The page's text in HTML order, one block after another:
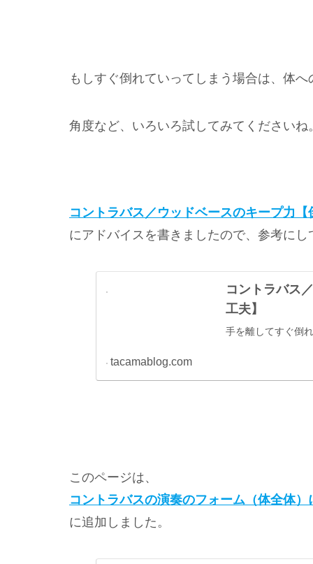
もしすぐ倒れていってしまう場合は、体
角度など、いろいろ試してみてくださいね
コントラバス／ウッドベースのキープ力
にアドバイスを書きましたので、参考にし
コントラバス
工夫】
手を離してすぐ倒
tacamablog.com
このページは、
コントラバスの演奏のフォーム（体全体
に追加しました。